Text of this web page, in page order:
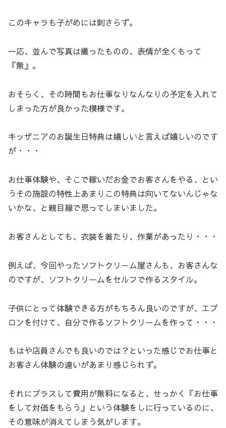
このキャラも子がめには刺さらず。
一応、並んで写真は撮ったものの、表情が全くもって
『無』。
おそらく、その時間もお仕事なりなんなりの予定を入れて
しまった方が良かった模様です。
キッザニアのお誕生日特典は嬉しいと言えば嬉しいのです
が・・・
お仕事体験や、そこで稼いだお金でお客さんをやる、とい
うその施設の特性上あまりこの特典は向いてないんじゃな
いかな、と親目線で思ってしまいました。
お客さんとしても、衣装を着たり、作業があったり・・・
例えば、今回やったソフトクリーム屋さんも、お客さんな
のですが、ソフトクリームをセルフで作るスタイル。
子供にとって体験できる方がもちろん良いのですが、エプ
ロンを付けて、自分で作るソフトクリームを作って・・・
もはや店員さんでも良いのでは？といった感じでお仕事と
お客さん体験の違いがあまり感じられず。
それにプラスして費用が無料になると、せっかく『お仕事
をして対価をもらう』という体験をしに行っているのに、
その意味が消えてしまう気がします。